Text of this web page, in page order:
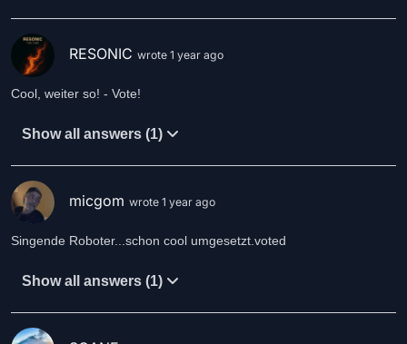
RESONIC wrote 1 year ago
Cool, weiter so! - Vote!
Show all answers (1)
micgom wrote 1 year ago
Singende Roboter...schon cool umgesetzt.voted
Show all answers (1)